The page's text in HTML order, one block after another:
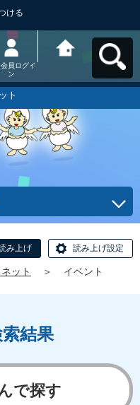
ける
員ログイ
ン
ラミラネットへ
ト
み上げ 読み上げ設定
ット ＞ イベント
結果
で探す